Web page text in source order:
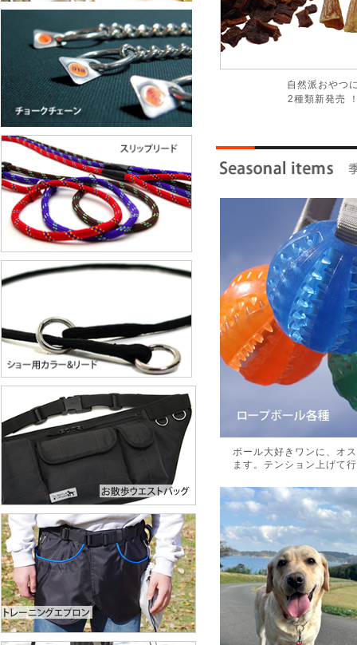
自然派おやつ
2種類新発売
ボール大好きワンに、オ
ます。テンション上げて